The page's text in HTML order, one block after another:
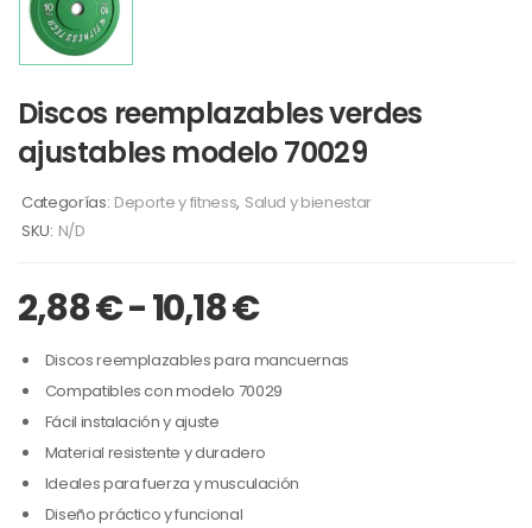
Discos reemplazables verdes
ajustables modelo 70029
Categorías: Deporte y fitness, Salud y bienestar
SKU: N/D
2,88€-10,18€
Discos reemplazables para mancuernas
Compatibles con modelo 70029
Fácil instalación y ajuste
Material resistente y duradero
Ideales para fuerza y musculación
Diseño práctico y funcional